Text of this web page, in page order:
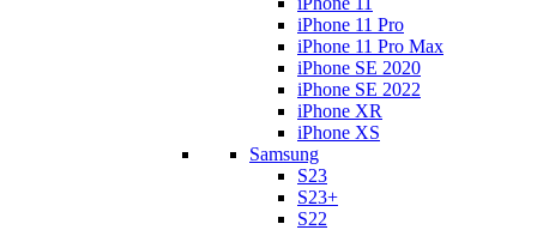
iPhone 11 Pro
iPhone 11 Pro Max
iPhone SE 2020
iPhone SE 2022
iPhone XR
iPhone XS
Samsung
S23
S23+
S22